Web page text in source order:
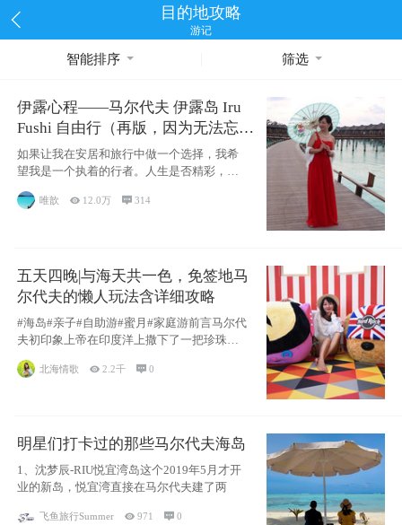
目的地攻略
游记
智能排序 筛选
伊露心程——马尔代夫 伊露岛 Iru
Fushi 自由行（再版，因为无法忘却
的留恋）
如果让我在安居和旅行中做一个选择，我希
望我是一个执着的行者。人生是否精彩，都
源于自己
唯歆  12.0万  314
五天四晚|与海天共一色，免签地马
尔代夫的懒人玩法含详细攻略
#海岛#亲子#自助游#蜜月#家庭游前言马尔代
夫初印象上帝在印度洋上撒下了一把珍珠，
北海情歌 2.2千 0
明星们打卡过的那些马尔代夫海岛
1、沈梦辰-RIU悦宜湾岛这个2019年5月才开
业的新岛，悦宜湾直接在马尔代夫建了两
飞鱼旅行Summer 971 0